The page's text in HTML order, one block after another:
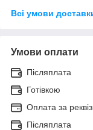
Всі умови
Умови оплати
Післяплата
Готівкою
Оплата за
Післяплата